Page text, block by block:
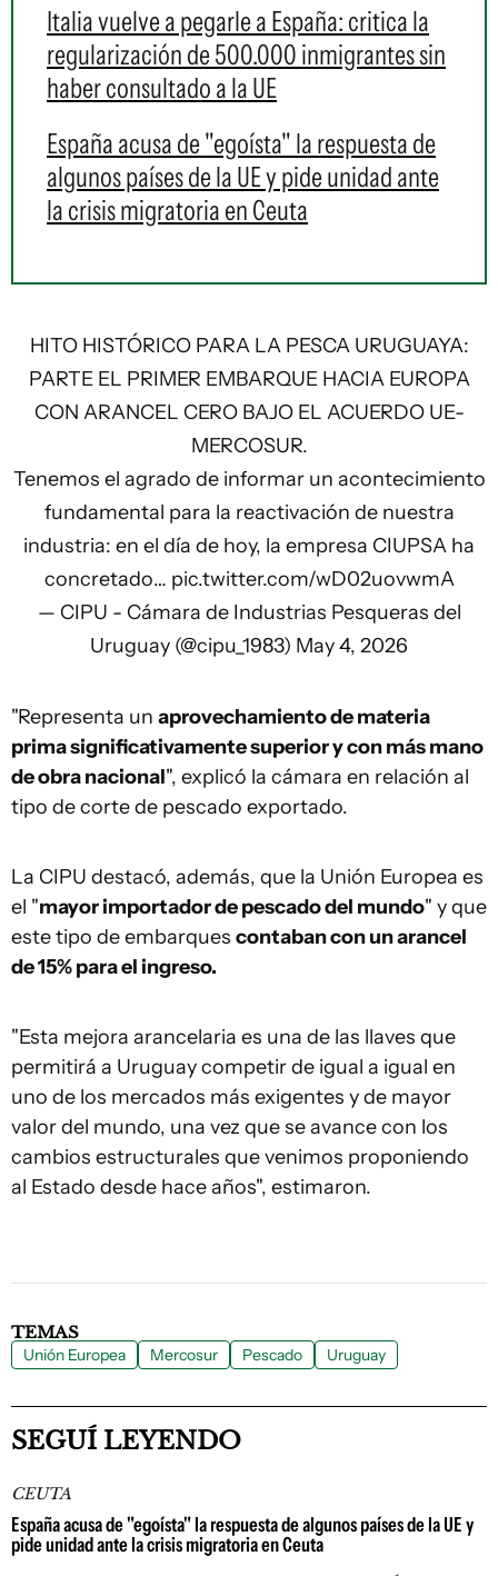
Italia vuelve a pegarle a España: critica la
regularización de 500.000 inmigrantes sin
haber consultado a la UE
España acusa de "egoísta" la respuesta de
algunos países de la UE y pide unidad ante
la crisis migratoria en Ceuta
HITO HISTÓRICO PARA LA PESCA URUGUAYA:
PARTE EL PRIMER EMBARQUE HACIA EUROPA
CON ARANCEL CERO BAJO EL ACUERDO UE-
MERCOSUR.
Tenemos el agrado de informar un acontecimiento
fundamental para la reactivación de nuestra
industria: en el día de hoy, la empresa CIUPSA ha
concretado… pic.twitter.com/wD02uovwmA
— CIPU - Cámara de Industrias Pesqueras del
Uruguay (@cipu_1983) May 4, 2026
"Representa un aprovechamiento de materia
prima significativamente superior y con más mano
de obra nacional", explicó la cámara en relación al
tipo de corte de pescado exportado.
La CIPU destacó, además, que la Unión Europea es
el "mayor importador de pescado del mundo" y que
este tipo de embarques contaban con un arancel
de 15% para el ingreso.
"Esta mejora arancelaria es una de las llaves que
permitirá a Uruguay competir de igual a igual en
uno de los mercados más exigentes y de mayor
valor del mundo, una vez que se avance con los
cambios estructurales que venimos proponiendo
al Estado desde hace años", estimaron.
TEMAS
Unión Europea Mercosur Pescado Uruguay
SEGUÍ LEYENDO
CEUTA
España acusa de "egoísta" la respuesta de algunos países de la UE y
pide unidad ante la crisis migratoria en Ceuta